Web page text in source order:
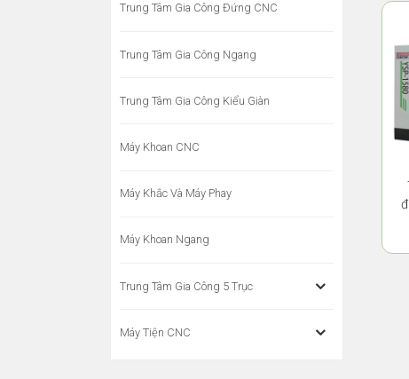
Trung Tâm Gia Công Đứng CNC
Trung Tâm Gia Công Ngang
Trung Tâm Gia Công Kiểu Giàn
Máy Khoan CNC
Máy Khắc Và Máy Phay
Máy Khoan Ngang
Trung Tâm Gia Công 5 Trục
Máy Tiện CNC